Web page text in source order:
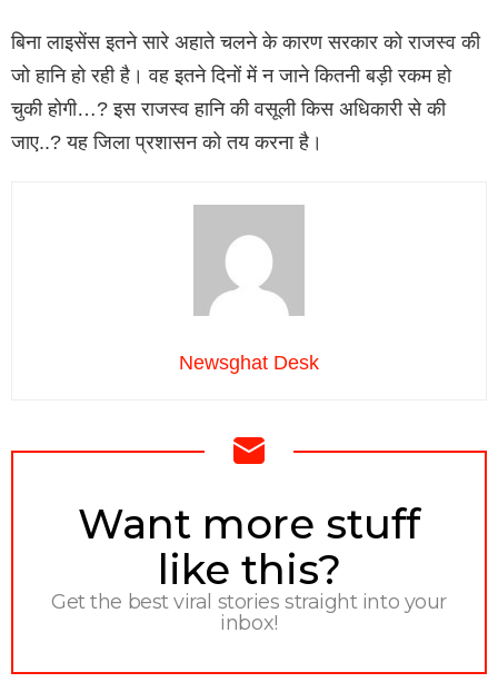
बिना लाइसेंस इतने सारे अहाते चलने के कारण सरकार को राजस्व की
जो हानि हो रही है। वह इतने दिनों में न जाने कितनी बड़ी रकम हो
चुकी होगी…? इस राजस्व हानि की वसूली किस अधिकारी से की
जाए..? यह जिला प्रशासन को तय करना है।
Newsghat Desk
NEWSLETTER
Want more stuff
like this?
Get the best viral stories straight into your
inbox!